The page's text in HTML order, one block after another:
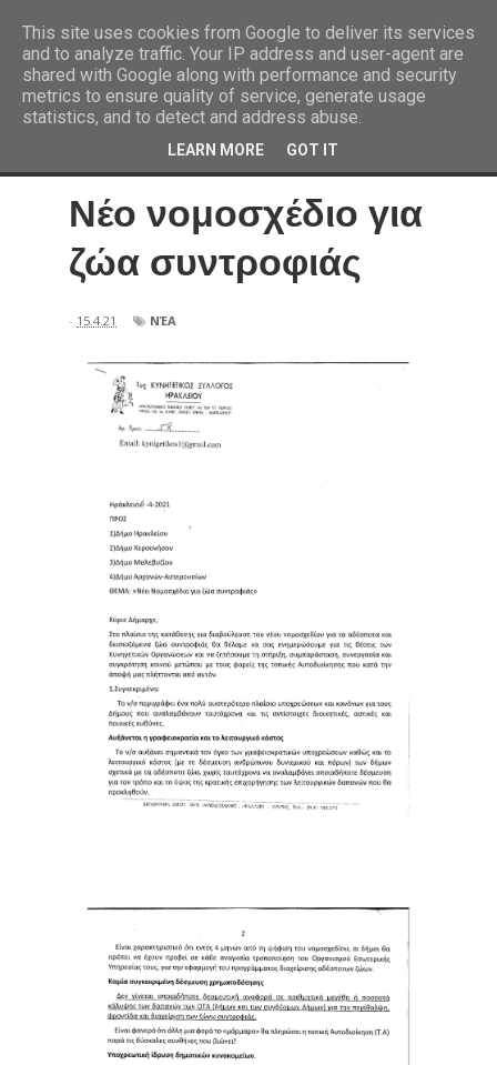
Νέο νομοσχέδιο για
ζώα συντροφιάς
- 15.4.21 ΝΈΑ
This site uses cookies from Google to deliver its services
and to analyze traffic. Your IP address and user-agent are
shared with Google along with performance and security
metrics to ensure quality of service, generate usage
statistics, and to detect and address abuse.
LEARN MORE GOT IT